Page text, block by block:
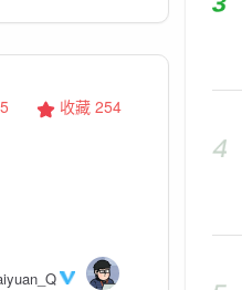
收藏 254